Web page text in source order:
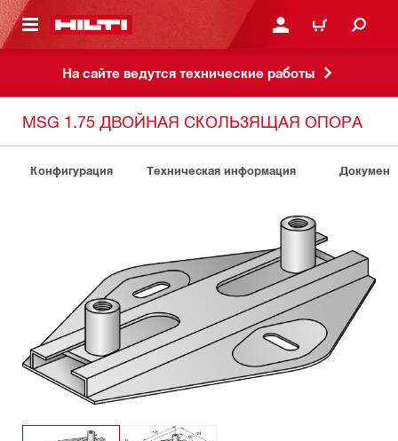
КОНТЕНТУ ВОЙДИТЕ В СВОЮ
КОРЗИНА
На сайте ведутся технические работы
MSG 1.75 ДВОЙНАЯ СКОЛЬЗЯЩАЯ ОПОРА
Конфигурация Техническая информация